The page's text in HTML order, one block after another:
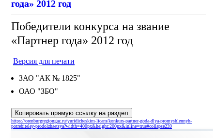
года» 2012 год
Победители конкурса на звание
«Партнер года» 2012 год
Версия для печати
ЗАО "АК № 1825"
ОАО "ЗБО"
Копировать прямую ссылку на раздел
https://orenburgregiongaz.ru/yuridicheskim-licam/konkurs-partner-goda-dlya-promyshlennyh-
potrebiteley-prodolzhaetsya?width=400px&height:200px&inline=true#collapse239